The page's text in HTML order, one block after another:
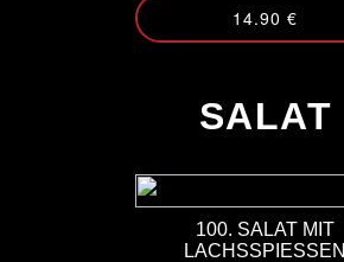
14.90 €
SALAT
100. SALAT MIT
LACHSSPIESSEN